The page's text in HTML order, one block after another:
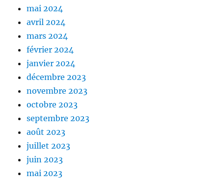
mai 2024
avril 2024
mars 2024
février 2024
janvier 2024
décembre 2023
novembre 2023
octobre 2023
septembre 2023
août 2023
juillet 2023
juin 2023
mai 2023